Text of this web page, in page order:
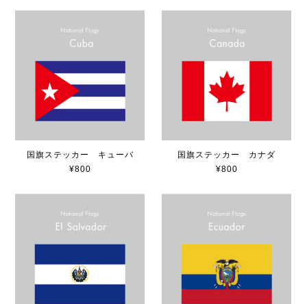
国旗ステッカー キューバ
¥800
国旗ステッカー カナダ
¥800